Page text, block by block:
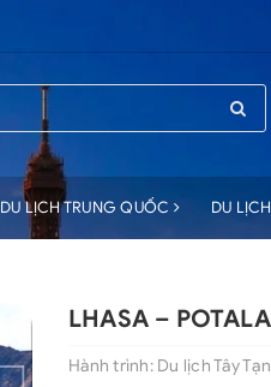
DU LỊCH TRUNG QUỐC DU
LHASA –
Hành trình:Du lịch Tây